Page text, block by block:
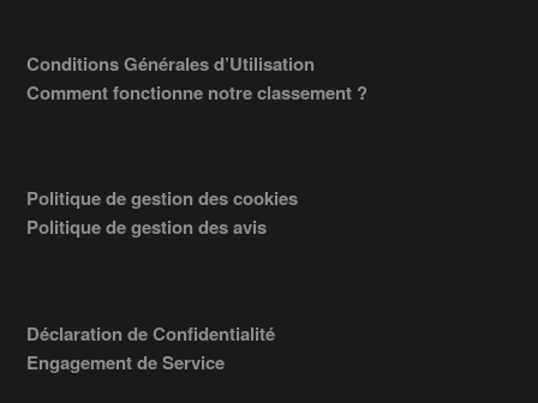
Conditions Générales d’Utilisation
Comment fonctionne notre classement ?
Politique de gestion des cookies
Politique de gestion des avis
Déclaration de Confidentialité
Engagement de Service